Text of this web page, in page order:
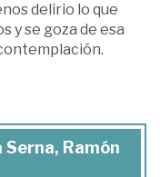
delirio lo que
y se goza de esa
Ramón